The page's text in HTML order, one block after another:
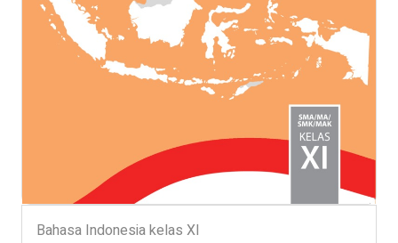
Bahasa Indonesia kelas XI